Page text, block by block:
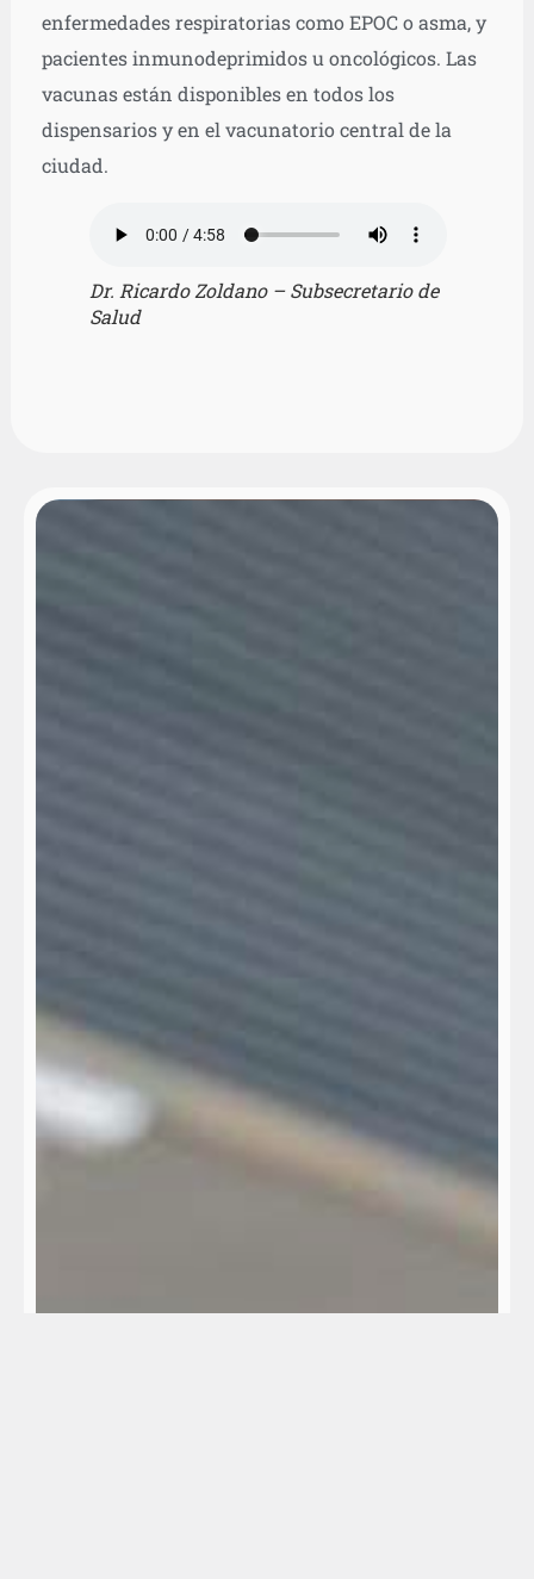
enfermedades respiratorias como EPOC o asma, y
pacientes inmunodeprimidos u oncológicos. Las
vacunas están disponibles en todos los
dispensarios y en el vacunatorio central de la
ciudad.
Dr. Ricardo Zoldano – Subsecretario de
Salud